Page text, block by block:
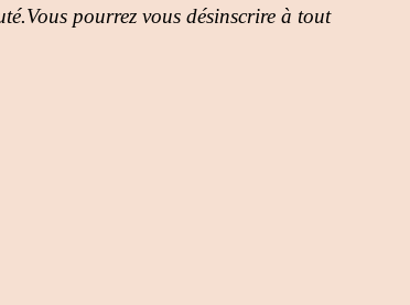
pourrez vous désinscrire à tout